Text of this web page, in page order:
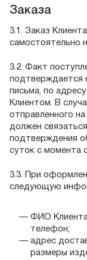
Заказа
3.1. Заказ
самостоятельно
3.2. Факт
подтверждается
письма, по
Клиентом. В
отправленного
должен
подтверждения
суток с момента
3.3. При
следующую
ФИО Клиента
телефон;
адрес
размеры